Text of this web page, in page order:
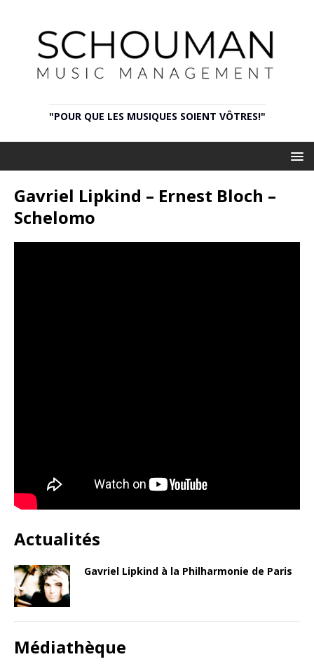
"POUR QUE LES MUSIQUES SOIENT VÔTRES!"
Gavriel Lipkind – Ernest Bloch –
Schelomo
Actualités
Gavriel Lipkind à la Philharmonie de Paris
Médiathèque